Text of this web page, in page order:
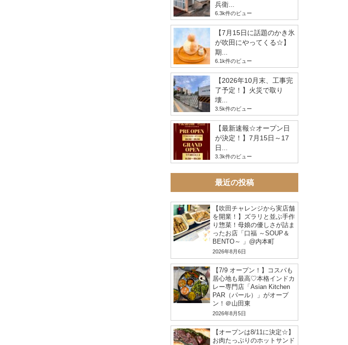
兵衛...
6.3k件のビュー
【7月15日に話題のかき氷
が吹田にやってくる☆】
期...
6.1k件のビュー
【2026年10月末、工事完
了予定！】火災で取り
壊...
3.5k件のビュー
【最新速報☆オープン日
が決定！】7月15日～17
日...
3.3k件のビュー
最近の投稿
【吹田チャレンジから実店舗
を開業！】ズラリと並ぶ手作
り惣菜！母娘の優しさが詰ま
ったお店「口福 ～SOUP＆
BENTO～ 」@内本町
2026年8月6日
【7/9 オープン！】コスパも
居心地も最高♡本格インドカ
レー専門店「Asian Kitchen
PAR（パール）」がオープ
ン！＠山田東
2026年8月5日
【オープンは8/11に決定☆】
お肉たっぷりのホットサンド